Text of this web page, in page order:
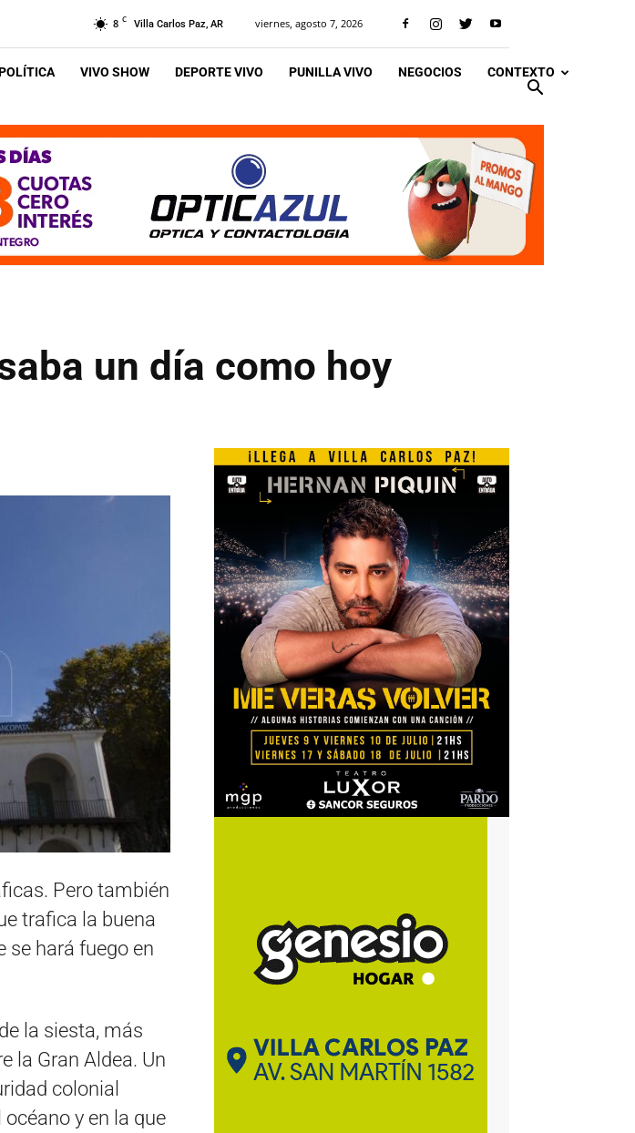
8 C Villa Carlos Paz, AR viernes, agosto 7, 2026
VIVO SHOW DEPORTE VIVO PUNILLA VIVO NEGOCIOS CONTEXTO
un día como hoy
Pero también
trafica la buena
se hará fuego en
la siesta, más
la Gran Aldea. Un
colonial
y en la que